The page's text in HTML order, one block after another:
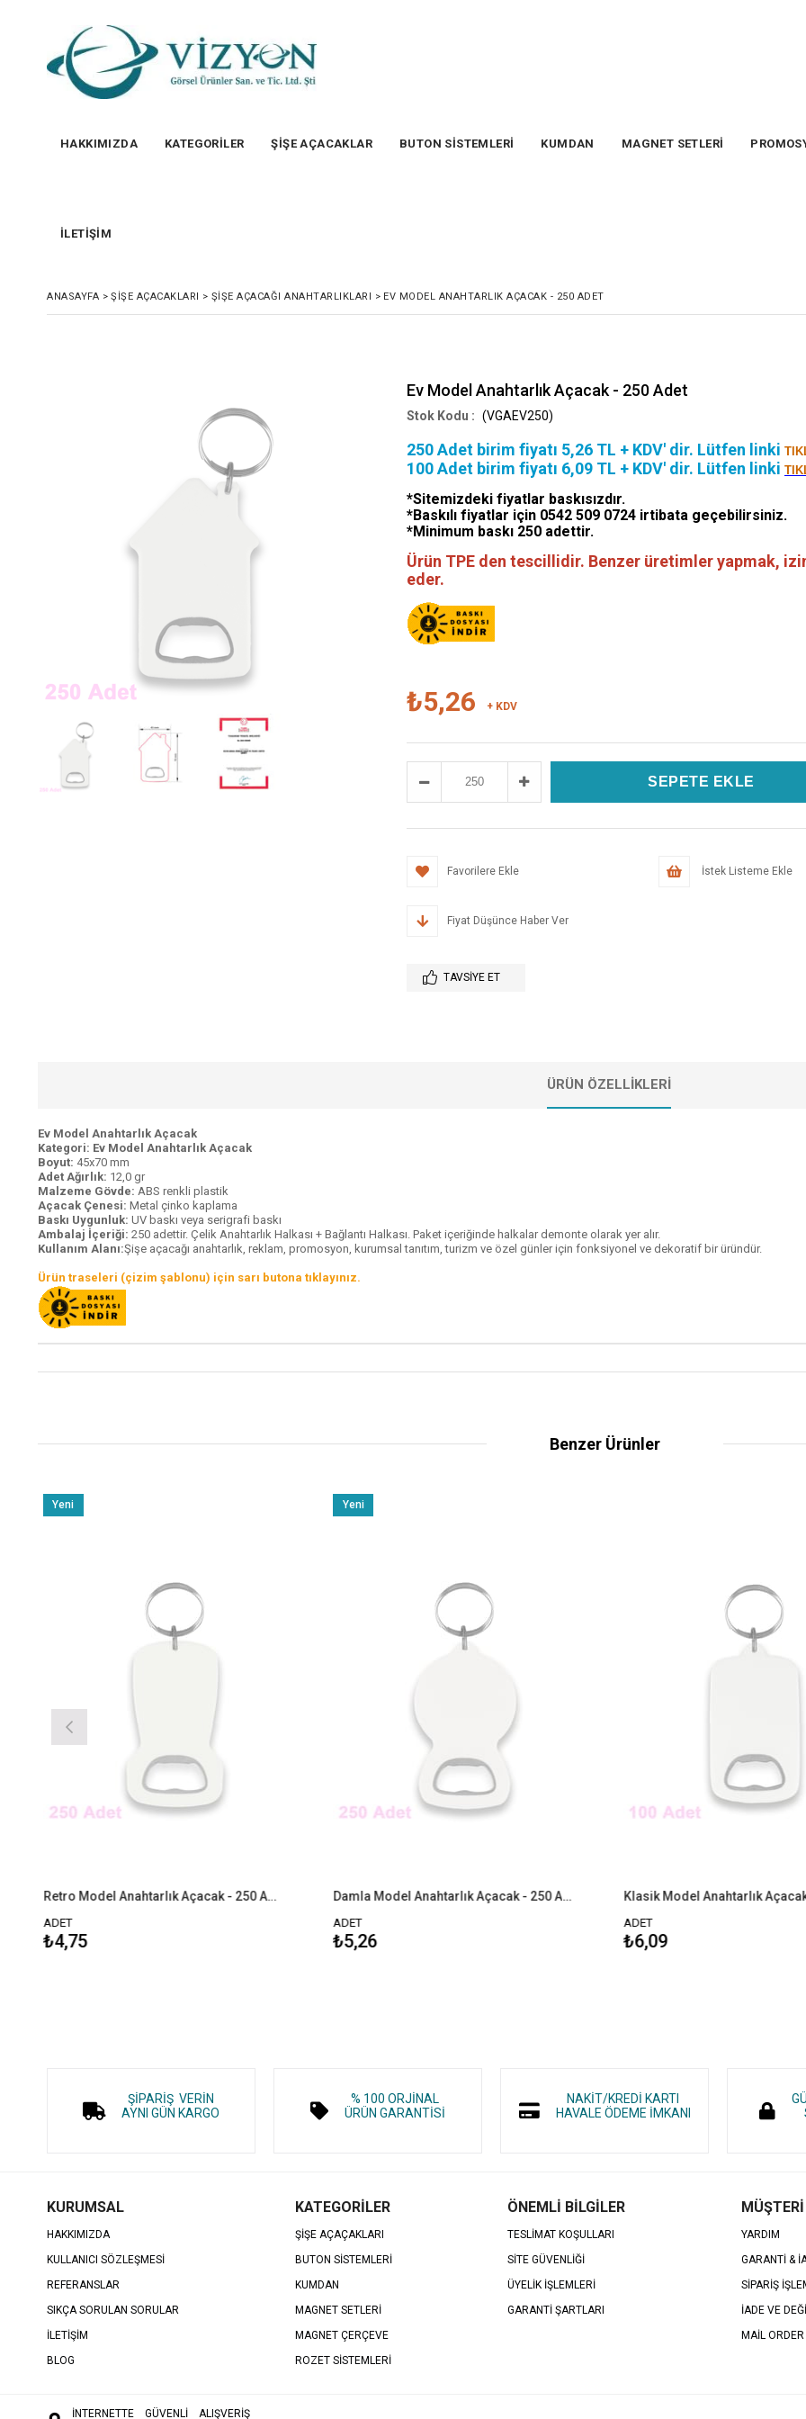
HAKKIMIZDA KATEGORİLER ŞİŞE AÇACAKLAR BUTON SİSTEMLERİ KUMDAN MAGNET SETLERİ
İLETİŞİM
ANASAYFA > ŞIŞE AÇACAKLARI > ŞIŞE AÇACAĞI ANAHTARLIKLARI > EV MODEL ANAHTARLIK AÇACAK - 250 ADET
Ev Model Anahtarlık Açacak - 250 Adet
(VGAEV250)
250 Adet birim fiyatı 5,26 TL + KDV' dir. Lütfen linki
100 Adet birim fiyatı 6,09 TL + KDV' dir. Lütfen linki
*Sitemizdeki fiyatlar baskısızdır.
*Baskılı fiyatlar için 0542 509 0724 irtibata geçebilirsiniz.
*Minimum baskı 250 adettir.
Ürün TPE den tescillidir. Benzer üretimler yapmak,
eder.
₺5,26 + KDV
Favorilere Ekle İstek Listeme Ekle
Fiyat Düşünce Haber Ver
TAVSIYE ET
ÜRÜN ÖZELLIKLERI
Ev Model Anahtarlık Açacak
Kategori: Ev Model Anahtarlık Açacak
Boyut: 45x70 mm
Adet Ağırlık: 12,0 gr
Malzeme Gövde: ABS renkli plastik
Açacak Çenesi: Metal çinko kaplama
Baskı Uygunluk: UV baskı veya serigrafi baskı
Ambalaj İçeriği: 250 adettir. Çelik Anahtarlık Halkası + Bağlantı Halkası. Paket içeriğinde halkalar demonte olarak yer alır.
Kullanım Alanı:Şişe açacağı anahtarlık, reklam, promosyon, kurumsal tanıtım, turizm ve özel günler için fonksiyonel ve dekoratif bir üründür.
Ürün traseleri (çizim şablonu) için sarı butona tıklayınız.
Benzer Ürünler
Retro Model Anahtarlık Açacak - 250 Adet
ADET
₺4,75
Yeni
Damla Model Anahtarlık Açacak - 250 Adet
ADET
₺5,26
Yeni
ADET
₺6,09
ŞİPARİŞ VERİN
AYNI GÜN KARGO
% 100 ORJİNAL
ÜRÜN GARANTİSİ
NAKİT/KREDİ KARTI
HAVALE ÖDEME İMKANI
KURUMSAL
HAKKIMIZDA
KULLANICI SÖZLEŞMESİ
REFERANSLAR
SIKÇA SORULAN SORULAR
İLETİŞİM
BLOG
KATEGORİLER
ŞİŞE AÇAÇAKLARI
BUTON SİSTEMLERİ
KUMDAN
MAGNET SETLERİ
MAGNET ÇERÇEVE
ROZET SİSTEMLERİ
ÖNEMLİ BİLGİLER
TESLİMAT KOŞULLARI
SİTE GÜVENLİĞİ
ÜYELİK İŞLEMLERİ
GARANTİ ŞARTLARI
YARDIM
GARANTİ &
SİPARİŞ
İADE VE
MAİL
İNTERNETTE GÜVENLİ ALIŞVERİŞ